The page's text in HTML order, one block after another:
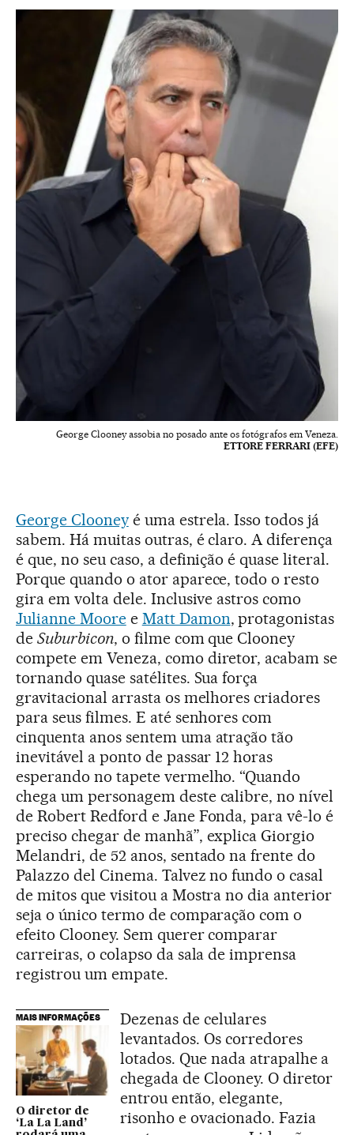
George Clooney assobia no posado ante os fotógrafos em Veneza.
ETTORE FERRARI (EFE)
George Clooneyé uma estrela. Isso todos já
sabem. Há muitas outras, é claro. A diferença
é que, no seu caso, a definição é quase literal.
Porque quando o ator aparece, todo o resto
gira em volta dele. Inclusive astros como
Julianne Mooree Matt Damon, protagonistas
de Suburbicon, o filme com que Clooney
compete em Veneza, como diretor, acabam se
tornando quase satélites. Sua força
gravitacional arrasta os melhores criadores
para seus filmes. E até senhores com
cinquenta anos sentem uma atração tão
inevitável a ponto de passar 12 horas
esperando no tapete vermelho. “Quando
chega um personagem deste calibre, no nível
de Robert Redford e Jane Fonda, para vê-lo é
preciso chegar de manhã”, explica Giorgio
Melandri, de 52 anos, sentado na frente do
Palazzo del Cinema. Talvez no fundo o casal
de mitos que visitou a Mostra no dia anterior
seja o único termo de comparação com o
efeito Clooney. Sem querer comparar
carreiras, o colapso da sala de imprensa
registrou um empate.
MAIS INFORMAÇÕES
O diretor de
‘La La Land’
Dezenas de celulares
levantados. Os corredores
lotados. Que nada atrapalhe a
chegada de Clooney. O diretor
entrou então, elegante,
risonho e ovacionado. Fazia